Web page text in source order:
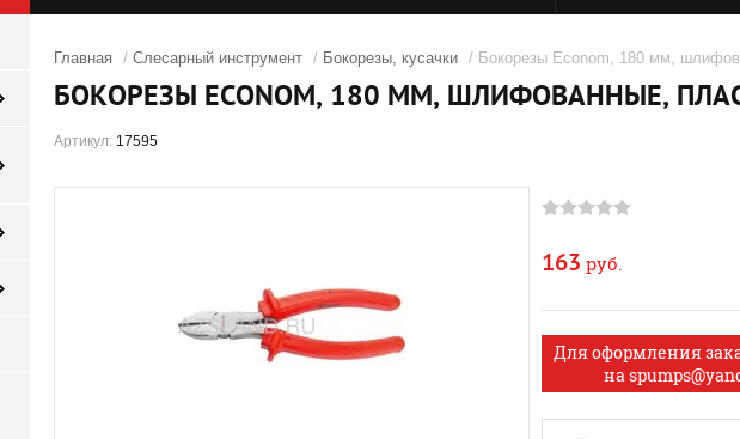
Главная / Слесарный инструмент / Бокорезы, кусачки / Бокорезы Econom, 180 мм,
БОКОРЕЗЫ ECONOM, 180 ММ, ШЛИФОВАННЫЕ,
Артикул: 17595
163 руб.
Для оформления
на